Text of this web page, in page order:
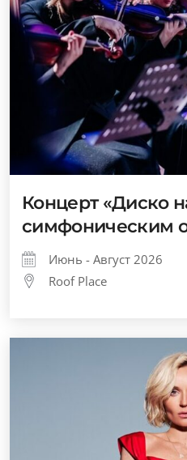
Концерт «Диско
симфоническим
Июнь - Август 2026
Roof Place